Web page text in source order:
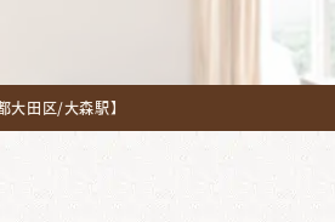
大田区/大森駅】